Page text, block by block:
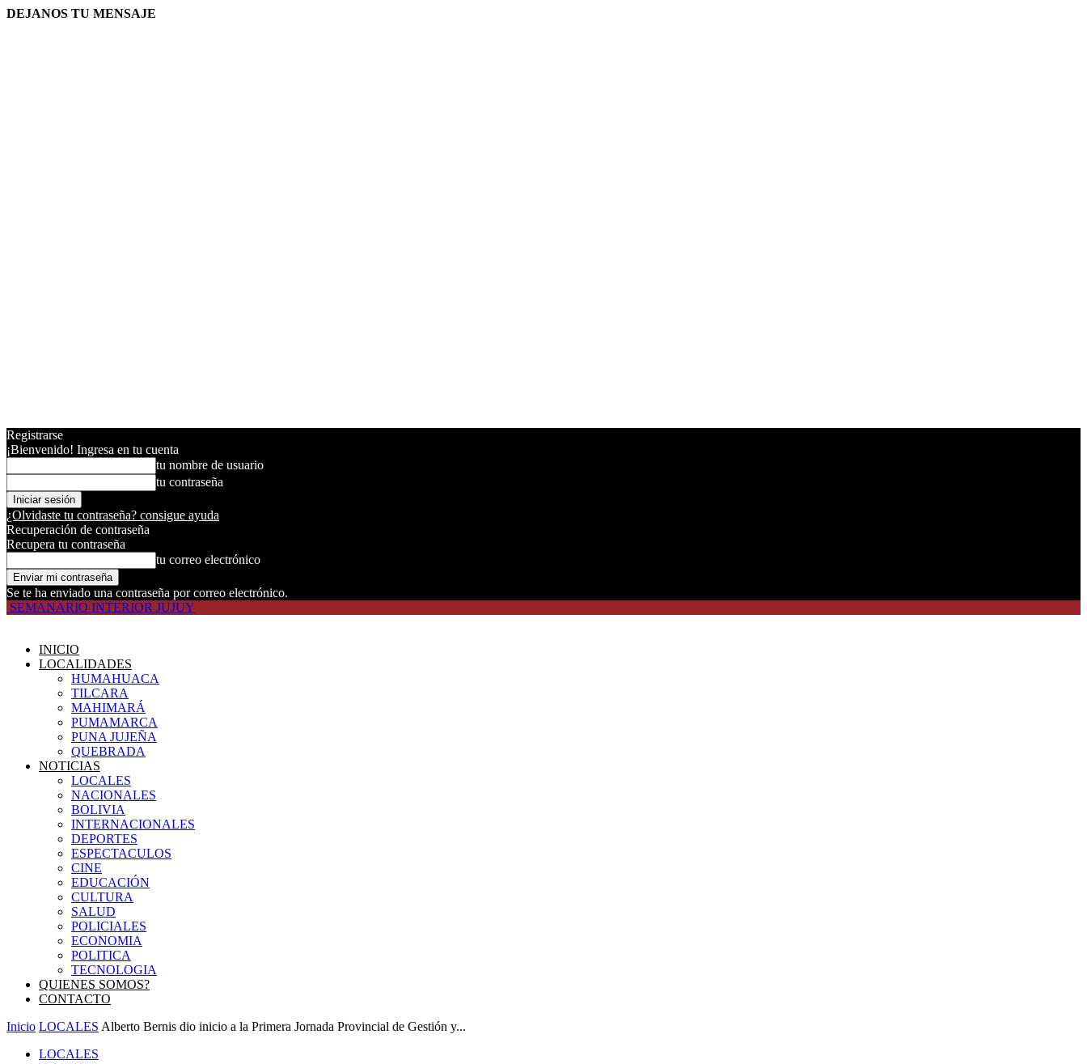
DEJANOS TU MENSAJE
Registrarse
¡Bienvenido! Ingresa en tu cuenta
tu nombre de usuario
tu contraseña
¿Olvidaste tu contraseña? consigue ayuda
Recuperación de contraseña
Recupera tu contraseña
tu correo electrónico
Se te ha enviado una contraseña por correo electrónico.
SEMANARIO INTERIOR JUJUY
INICIO
LOCALIDADES
HUMAHUACA
TILCARA
MAHIMARÁ
PUMAMARCA
PUNA JUJEÑA
QUEBRADA
NOTICIAS
LOCALES
NACIONALES
BOLIVIA
INTERNACIONALES
DEPORTES
ESPECTACULOS
CINE
EDUCACIÓN
CULTURA
SALUD
POLICIALES
ECONOMIA
POLITICA
TECNOLOGIA
QUIENES SOMOS?
CONTACTO
Inicio LOCALES Alberto Bernis dio inicio a la Primera Jornada Provincial de Gestión y...
LOCALES